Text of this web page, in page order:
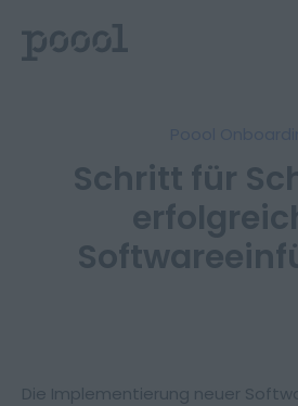
Schritt für
Die Implementierung neuer